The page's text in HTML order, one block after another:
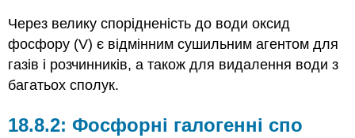
Через велику спорідненість до води оксид
фосфору (V) є відмінним сушильним агентом для
газів і розчинників, а також для видалення води з
багатьох сполук.
Фосфорні галогенні спо